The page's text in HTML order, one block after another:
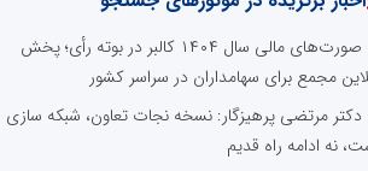
صورت‌های مالی سال ۱۴۰۴ کالبر در بوته رأی؛ پخش
مجمع برای سهامداران در سراسر کشور
دکتر مرتضی پرهیزگار: نسخه نجات تعاون، شبکه سازی
نه ادامه راه قدیم